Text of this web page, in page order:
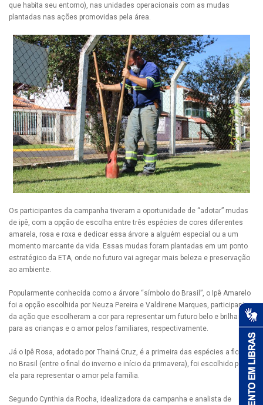
que habita seu entorno), nas unidades operacionais com as mudas
plantadas nas ações promovidas pela área.
Os participantes da campanha tiveram a oportunidade de “adotar” mudas
de ipê, com a opção de escolha entre três espécies de cores diferentes
amarela, rosa e roxa e dedicar essa árvore a alguém especial ou a um
momento marcante da vida. Essas mudas foram plantadas em um ponto
estratégico da ETA, onde no futuro vai agregar mais beleza e preservação
ao ambiente.
Popularmente conhecida como a árvore “símbolo do Brasil”, o Ipê Amarelo
foi a opção escolhida por Neuza Pereira e Valdirene Marques, participantes
da ação que escolheram a cor para representar um futuro belo e brilhante
para as crianças e o amor pelos familiares, respectivamente.
Já o Ipê Rosa, adotado por Thainá Cruz, é a primeira das espécies a florear
no Brasil (entre o final do inverno e início da primavera), foi escolhido por
ela para representar o amor pela família.
Segundo Cynthia da Rocha, idealizadora da campanha e analista de